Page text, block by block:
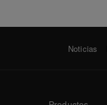
Noticias